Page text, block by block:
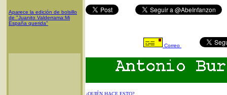
Aparece la edición de bolsillo
de "Juanito Valderrama:Mi
España querida"
Correo
¿QUIÉN HACE ESTO?